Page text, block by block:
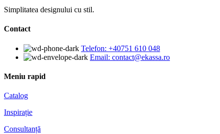
Simplitatea designului cu stil.
Contact
Telefon: +40751 610 048
Email: contact@ekassa.ro
Meniu rapid
Catalog
Inspirație
Consultanță